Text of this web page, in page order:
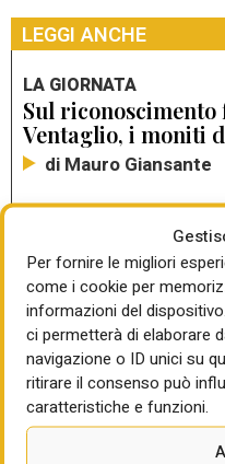
Per fornire le migliori
come i cookie per
informazioni del
ci permetterà di elaborare
navigazione o ID unici su
ritirare il consenso può
caratteristiche e funzioni.
LEGGI ANCHE
LA GIORNATA
Sul riconoscimento
Ventaglio, i moniti
di Mauro Giansante
Webuild, opa da
Terna. Snam,
di Mauro Giansante
LA GIORNATA
Il Governo rilancia
mld. Tensioni nella
di Maria Cristina